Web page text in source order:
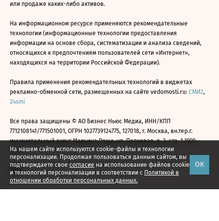
На нашем сайте используются cookie-файлы и технологии
персонализации. Продолжая пользоваться данным сайтом, вы
подтверждаете свое согласие на использование файлов cookie
и технологий персонализации в соответствии с Политикой в
отношении обработки персональных данных.
ОК
или продаже каких-либо активов.
На информационном ресурсе применяются рекомендательные
технологии (информационные технологии предоставления
информации на основе сбора, систематизации и анализа сведений,
относящихся к предпочтениям пользователей сети «Интернет»,
находящихся на территории Российской Федерации).
Правила применения рекомендательных технологий в виджетах
рекламно-обменной сети, размещенных на сайте vedomosti.ru: СМИ2,
24smi
Все права защищены © АО Бизнес Ньюс Медиа, ИНН/КПП
7712108141/771501001, ОГРН 1027739124775, 127018, г. Москва, вн.тер.г.
муниципальный округ Марьина Роща, ул. Полковая, д. 3, стр. 1 1999—
2026